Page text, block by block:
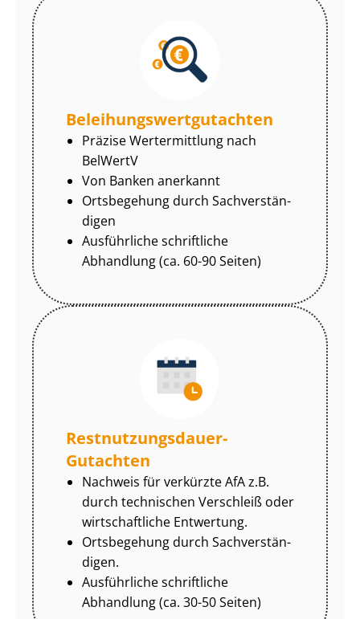
Be­lei­hungs­wert­gut­ach­ten
Präzise Wertermittlung nach
BelWertV
Von Banken anerkannt
Ortsbegehung durch Sach­ver­stän­
di­gen
Ausführliche schriftliche
Abhandlung (ca. 60-90 Seiten)
Rest­nut­zungs­dau­er-
Gutachten
Nachweis für verkürzte AfA z.B.
durch technischen Verschleiß oder
wirtschaftliche Entwertung.
Ortsbegehung durch Sach­ver­stän­
di­gen.
Ausführliche schriftliche
Abhandlung (ca. 30-50 Seiten)